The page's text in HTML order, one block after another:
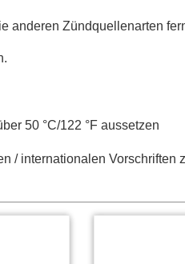
anderen Zündquellenarten
50 °C/122 °F aussetzen
/ internationalen Vorschriften